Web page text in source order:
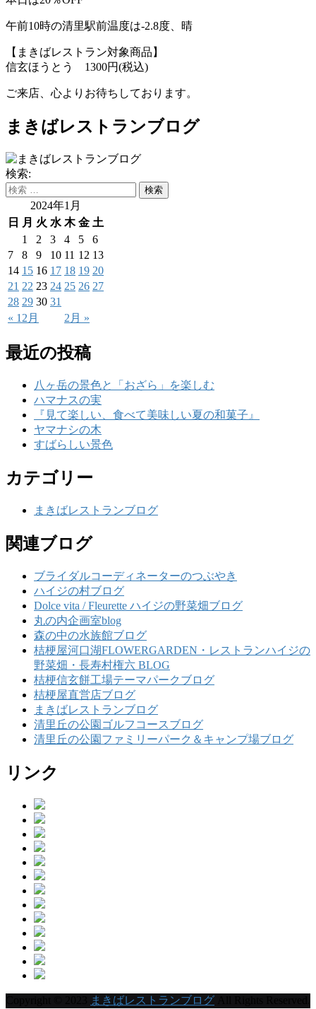
午前10時の清里駅前温度は-2.8度、晴
【まきばレストラン対象商品】
信玄ほうとう 1300円(税込)
ご来店、心よりお待ちしております。
まきばレストランブログ
検索:
2024年1月
日
月 火 水 木 金 土
« 12月 2月 »
1 2 3 4 5
6
7
8 9 10 11 12 13
14 15 16 17 18 19 20
21 22 23 24 25 26 27
28 29 30 31
最近の投稿
八ヶ岳の景色と「おざら」を楽しむ
ハマナスの実
『見て楽しい、食べて美味しい夏の和菓子』
ヤマナシの木
すばらしい景色
カテゴリー
まきばレストランブログ
関連ブログ
ブライダルコーディネーターのつぶやき
ハイジの村ブログ
Dolce vita / Fleurette ハイジの野菜畑ブログ
丸の内企画室blog
森の中の水族館ブログ
桔梗屋河口湖FLOWERGARDEN・レストランハイジの
野菜畑・長寿村権六 BLOG
桔梗信玄餅工場テーマパークブログ
桔梗屋直営店ブログ
まきばレストランブログ
清里丘の公園ゴルフコースブログ
清里丘の公園ファミリーパーク＆キャンプ場ブログ
リンク
まきばレストランブログ